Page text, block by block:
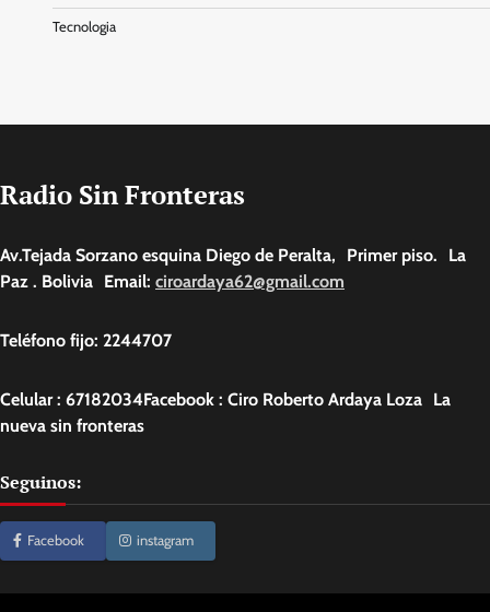
Tecnologia
Radio Sin Fronteras
Av.Tejada Sorzano esquina Diego de Peralta, Primer piso. La
Paz . Bolivia Email: ciroardaya62@gmail.com
Teléfono fijo: 2244707
Celular : 67182034Facebook : Ciro Roberto Ardaya Loza La
nueva sin fronteras
Seguinos:
Facebook instagram